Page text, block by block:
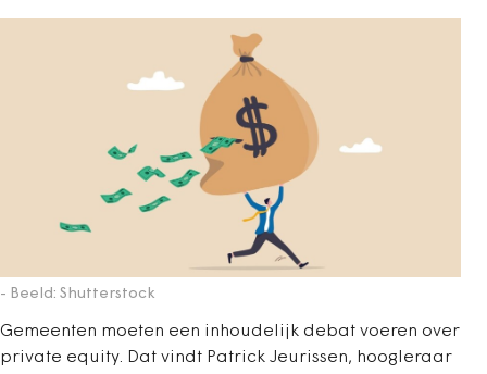
- Beeld: Shutterstock
Gemeenten moeten een inhoudelijk debat voeren over
private equity. Dat vindt Patrick Jeurissen, hoogleraar